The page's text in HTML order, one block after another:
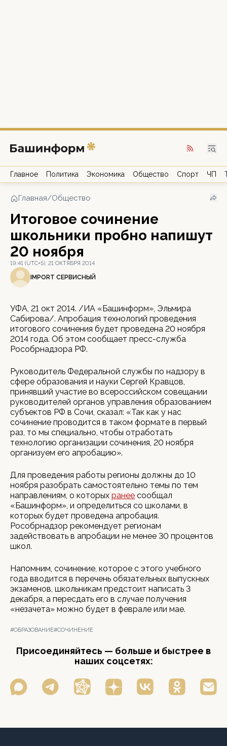
Главное Политика Экономика Общество Спорт ЧП
Главная/Общество
Итоговое сочинение
школьники пробно напишут
20 ноября
19:41 (UTC+5), 21 ОКТЯБРЯ 2014
IMPORT СЕРВИСНЫЙ
УФА, 21 окт 2014. /ИА «Башинформ», Эльмира
Сабирова/. Апробация технологий проведения
итогового сочинения будет проведена 20 ноября
2014 года. Об этом сообщает пресс-служба
Рособрнадзора РФ.
Руководитель Федеральной службы по надзору в
сфере образования и науки Сергей Кравцов,
принявший участие во всероссийском совещании
руководителей органов управления образованием
субъектов РФ в Сочи, сказал: «Так как у нас
сочинение проводится в таком формате в первый
раз, то мы специально, чтобы отработать
технологию организации сочинения, 20 ноября
организуем его апробацию».
Для проведения работы регионы должны до 10
ноября разобрать самостоятельно темы по тем
направлениям, о которых ранее сообщал
«Башинформ», и определиться со школами, в
которых будет проведена апробация.
Рособрнадзор рекомендует регионам
задействовать в апробации не менее 30 процентов
школ.
Напомним, сочинение, которое с этого учебного
года вводится в перечень обязательных выпускных
экзаменов, школьникам предстоит написать 3
декабря, а пересдать его в случае получения
«незачета» можно будет в феврале или мае.
#ОБРАЗОВАНИЕ#СОЧИНЕНИЕ
Присоединяйтесь — больше и быстрее в
наших соцсетях: